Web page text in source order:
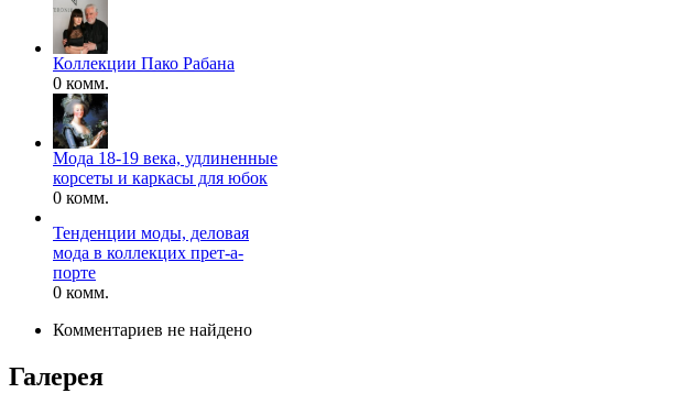
Коллекции Пако Рабана
0 комм.
Мода 18-19 века, удлиненные
корсеты и каркасы для юбок
0 комм.
Тенденции моды, деловая
мода в коллекцих прет-а-
порте
0 комм.
Комментариев не найдено
Галерея